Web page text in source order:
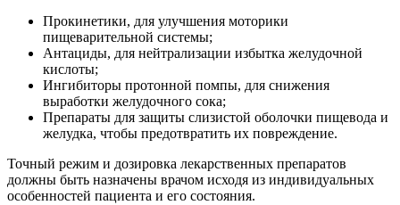
Прокинетики, для улучшения моторики
пищеварительной системы;
Антациды, для нейтрализации избытка желудочной
кислоты;
Ингибиторы протонной помпы, для снижения
выработки желудочного сока;
Препараты для защиты слизистой оболочки пищевода и
желудка, чтобы предотвратить их повреждение.
Точный режим и дозировка лекарственных препаратов
должны быть назначены врачом исходя из индивидуальных
особенностей пациента и его состояния.